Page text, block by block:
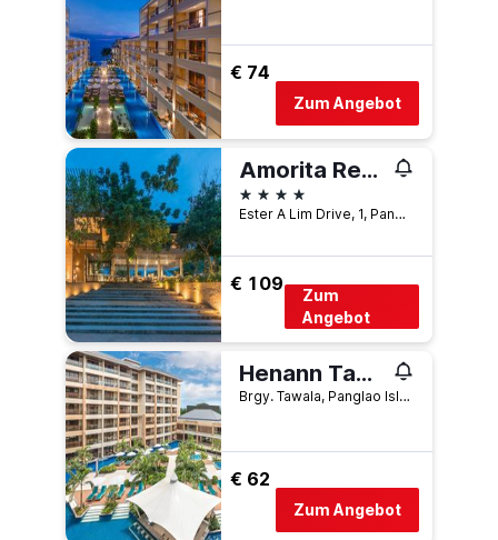
€ 74
Zum Angebot
Amorita Resort Bohol
4 Sterne
Ester A Lim Drive, 1, Panglao, Philippinen
€ 109
Zum
Angebot
Henann Tawala Resort
Brgy. Tawala, Panglao Island Bohol (Inside Henann Complex), Panglao, Philippinen
€ 62
Zum Angebot